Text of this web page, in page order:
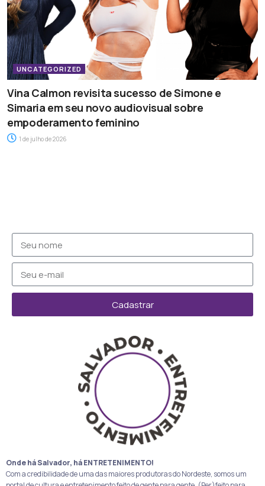
UNCATEGORIZED
Vina Calmon revisita sucesso de Simone e
Simaria em seu novo audiovisual sobre
empoderamento feminino
1 de julho de 2026
Cadastrar
Onde há Salvador, há ENTRETENIMENTO!
Com a credibilidade de uma das maiores produtoras do Nordeste, somos um